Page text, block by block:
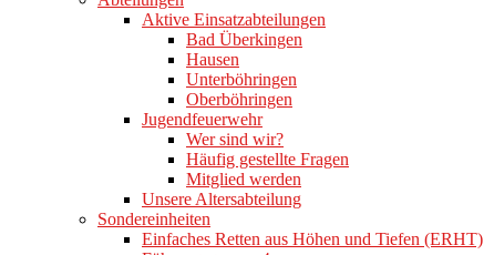
Aktive Einsatzabteilungen
Bad Überkingen
Hausen
Unterböhringen
Oberböhringen
Jugendfeuerwehr
Wer sind wir?
Häufig gestellte Fragen
Mitglied werden
Unsere Altersabteilung
Sondereinheiten
Einfaches Retten aus Höhen und Tiefen (ERHT)